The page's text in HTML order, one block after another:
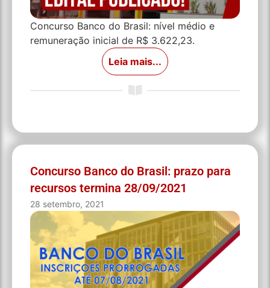
Concurso Banco do Brasil: nível médio e
remuneração inicial de R$ 3.622,23.
Leia mais...
Concurso Banco do Brasil: prazo para
recursos termina 28/09/2021
28 setembro, 2021